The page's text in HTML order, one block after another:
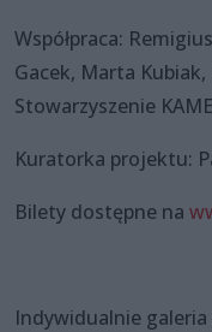
Współpraca:
Gacek, Marta
Stowarzyszenie
Kuratorka projektu:
Bilety dostępne na
Indywidualnie